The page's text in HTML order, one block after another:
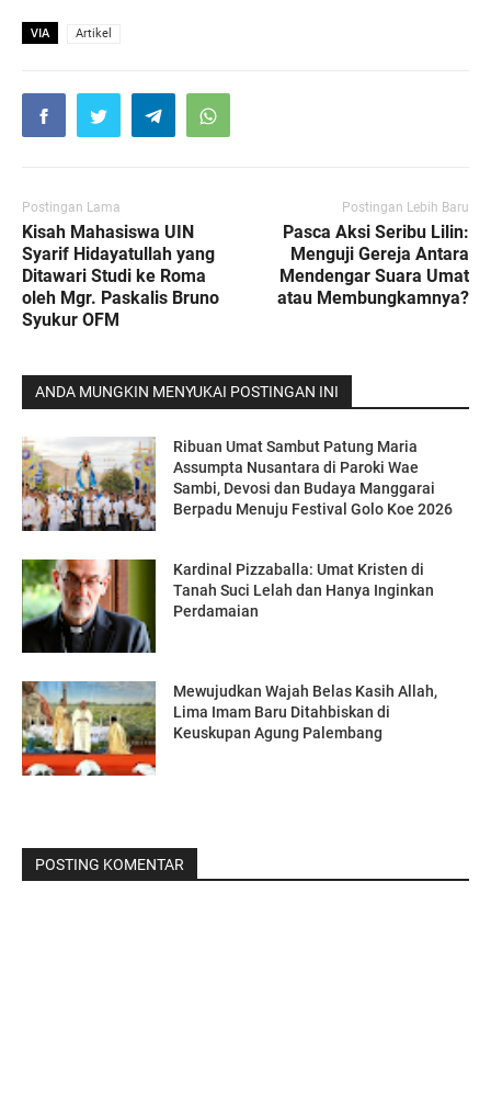
VIA Artikel
Postingan Lama
Kisah Mahasiswa UIN
Syarif Hidayatullah yang
Ditawari Studi ke Roma
oleh Mgr. Paskalis Bruno
Syukur OFM
Postingan Lebih Baru
Pasca Aksi Seribu Lilin:
Menguji Gereja Antara
Mendengar Suara Umat
atau Membungkamnya?
ANDA MUNGKIN MENYUKAI POSTINGAN INI
Ribuan Umat Sambut Patung Maria
Assumpta Nusantara di Paroki Wae
Sambi, Devosi dan Budaya Manggarai
Berpadu Menuju Festival Golo Koe 2026
Kardinal Pizzaballa: Umat Kristen di
Tanah Suci Lelah dan Hanya Inginkan
Perdamaian
Mewujudkan Wajah Belas Kasih Allah,
Lima Imam Baru Ditahbiskan di
Keuskupan Agung Palembang
POSTING KOMENTAR